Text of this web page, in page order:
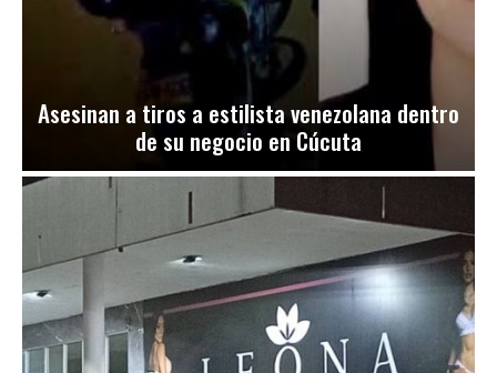
Asesinan a tiros a estilista venezolana dentro
de su negocio en Cúcuta